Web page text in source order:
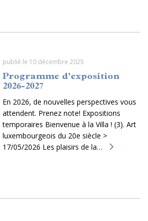
publié le 10 décembre 2025
Programme d'exposition
2026-2027
En 2026, de nouvelles perspectives vous
attendent. Prenez note! Expositions
temporaires Bienvenue à la Villa ! (3). Art
luxembourgeois du 20e siècle >
17/05/2026 Les plaisirs de la…